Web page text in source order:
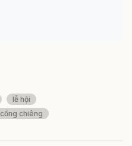
lễ hội
cồng chiêng